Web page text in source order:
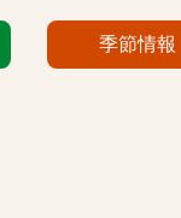
季節情報